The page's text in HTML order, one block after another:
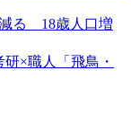
る 18歳人口増
×職人「飛鳥・